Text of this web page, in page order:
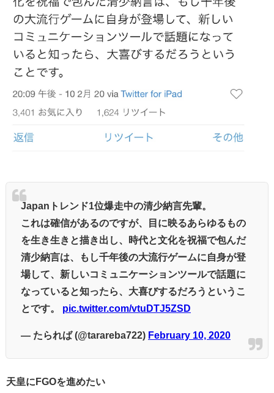
Japanトレンド1位爆走中の清少納言先輩。
これは確信があるのですが、目に映るあらゆるもの
を生き生きと描き出し、時代と文化を祝福で包んだ
清少納言は、もし千年後の大流行ゲームに自身が登
場して、新しいコミュニケーションツールで話題に
なっていると知ったら、大喜びするだろうというこ
とです。 pic.twitter.com/vtuDTJ5ZSD
— たられば (@tarareba722) February 10, 2020
天皇にFGOを進めたい